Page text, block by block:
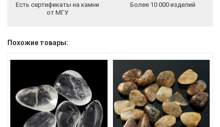
Есть сертификаты на камни
от МГУ
Более 10 000 изделий
Похожие товары: